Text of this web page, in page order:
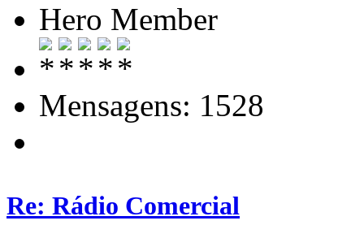
Hero Member
Mensagens: 1528
Re: Rádio Comercial